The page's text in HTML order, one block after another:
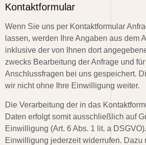
Kontaktformular
Wenn Sie uns per Kontaktformular
lassen, werden Ihre Angaben aus dem
inklusive der von Ihnen dort
zwecks Bearbeitung der Anfrage und
Anschlussfragen bei uns gespeichert.
wir nicht ohne Ihre Einwilligung weiter.
Die Verarbeitung der in das
Daten erfolgt somit ausschließlich auf
Einwilligung (Art. 6 Abs. 1 lit. a
Einwilligung jederzeit widerrufen. Dazu